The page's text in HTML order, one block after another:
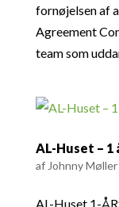
fornøjelsen af
Agreement
team som
AL-Huset – 1
af Johnny Møller
AL-Huset 1-